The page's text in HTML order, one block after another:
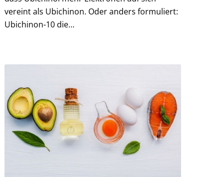
vereint als Ubichinon. Oder anders formuliert:
Ubichinon-10 die…